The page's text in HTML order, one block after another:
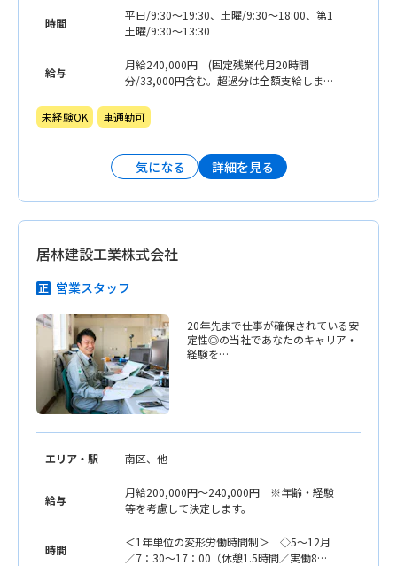
時間
平日/9:30〜19:30、土曜/9:30〜18:00、第1
土曜/9:30〜13:30
給与
月給240,000円 (固定残業代月20時間
分/33,000円含む。超過分は全額支給しま
のうち、法定労働時間を超える1時間分に充
てています。それ以上の残業になることは
終えて定時に退勤した場合でも、月25時間
分の手当が不足なく支払われる仕組みで
スUPする方がほとんどです。
未経験OK 車通勤可
気になる 詳細を見る
居林建設工業株式会社
営業スタッフ
20年先まで仕事が確保されている安
定性◎の当社であなたのキャリア・
経験を…
エリア・駅 南区、他
給与
月給200,000円〜240,000円 ※年齢・経験
等を考慮して決定します。
時間
＜1年単位の変形労働時間制＞ ◇5〜12月
／7：30〜17：00（休憩1.5時間／実働8時